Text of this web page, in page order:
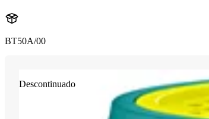
BT50A/00
Descontinuado